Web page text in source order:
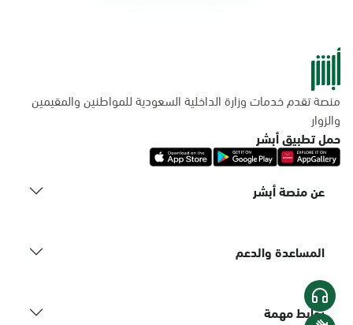
منصة تقدم خدمات وزارة الداخلية السعودية للمواطنين والمقيمين
والزوار
حمل تطبيق أبشر
عن منصة أبشر
المساعدة والدعم
روابط مهمة